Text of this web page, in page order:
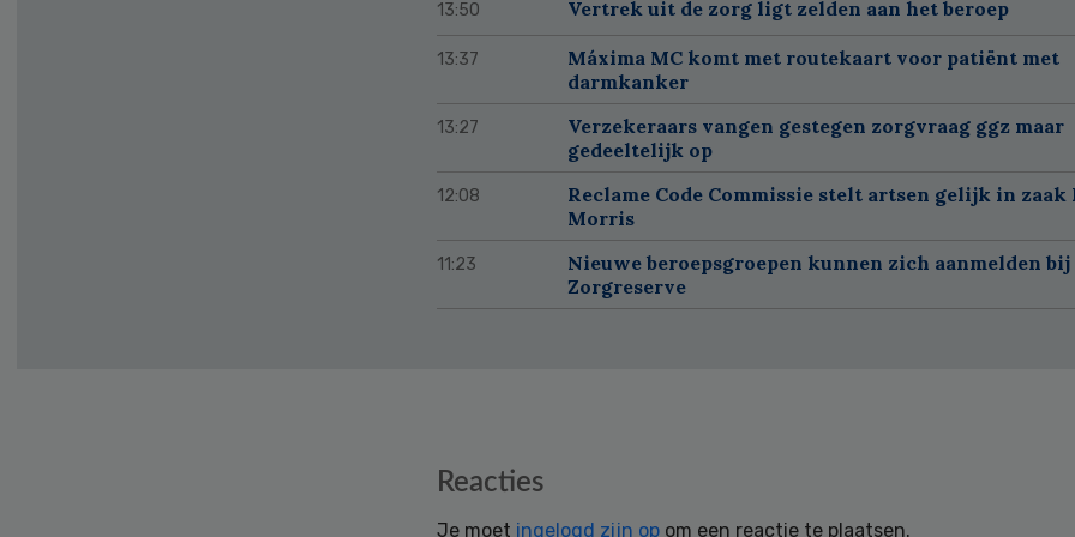
13:50 Vertrek uit de zorg ligt zelden aan het beroep
13:37
Máxima MC komt met routekaart voor patiënt met
darmkanker
13:27
Verzekeraars vangen gestegen zorgvraag ggz maar
gedeeltelijk op
12:08
Reclame Code Commissie stelt artsen gelijk in
Morris
11:23
Nieuwe beroepsgroepen kunnen zich aanmelden
Zorgreserve
Reacties
Je moet ingelogd zijn op om een reactie te plaatsen.